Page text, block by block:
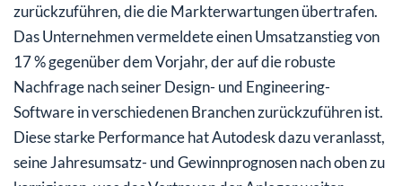
zurückzuführen, die die Markterwartungen übertrafen.
Das Unternehmen vermeldete einen Umsatzanstieg von
17 % gegenüber dem Vorjahr, der auf die robuste
Nachfrage nach seiner Design- und Engineering-
Software in verschiedenen Branchen zurückzuführen ist.
Diese starke Performance hat Autodesk dazu veranlasst,
seine Jahresumsatz- und Gewinnprognosen nach oben zu